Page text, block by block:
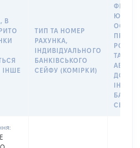
В
ІНШЕ
ТИП ТА НОМЕР
РАХУНКА,
ІНДИВІДУАЛЬНОГО
БАНКІВСЬКОГО
СЕЙФУ (КОМІРКИ)
ПРАВО
ТАКИМ
АБО
ДО
СЕЙФУ